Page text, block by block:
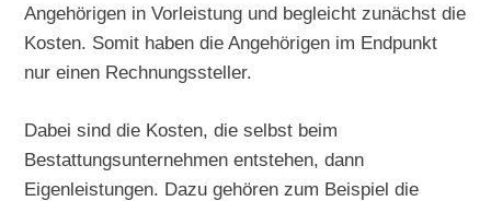
Angehörigen in Vorleistung und begleicht zunächst die
Kosten. Somit haben die Angehörigen im Endpunkt
nur einen Rechnungssteller.
Dabei sind die Kosten, die selbst beim
Bestattungsunternehmen entstehen, dann
Eigenleistungen. Dazu gehören zum Beispiel die